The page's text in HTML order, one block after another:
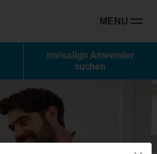
MENU
Invisalign Anwender
suchen